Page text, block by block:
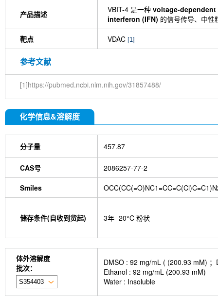
产品描述 VBIT-4 是一种 voltage-
interferon (IFN) 的信号传导、中性
靶点 VDAC [1]
参考文献
[1]https://pubmed.ncbi.nlm.nih.gov/31857488/
化学信息&溶解度
分子量 457.87
CAS号 2086257-77-2
Smiles
储存条件(自收到货起) 3年 -20°C 粉状
体外溶解度
批次：
DMSO : 92 mg/mL ( (200.93 mM)
Ethanol : 92 mg/mL (200.93 mM)
Water : Insoluble